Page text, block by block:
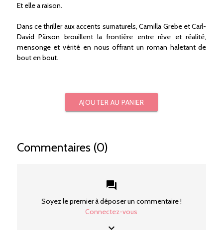
Et elle a raison.
Dans ce thriller aux accents surnaturels, Camilla Grebe et Carl-
David Pärson brouillent la frontière entre rêve et réalité,
mensonge et vérité en nous offrant un roman haletant de
bout en bout.
AJOUTER AU PANIER
Commentaires (0)
forum
Soyez le premier à déposer un commentaire !
Connectez-vous